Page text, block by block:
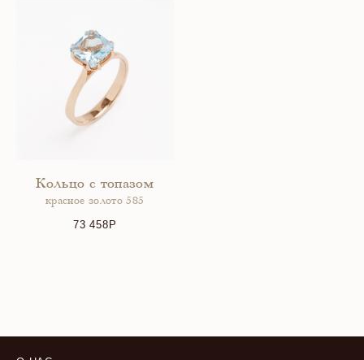
Кольцо с топазом
красное золото 585
73 458